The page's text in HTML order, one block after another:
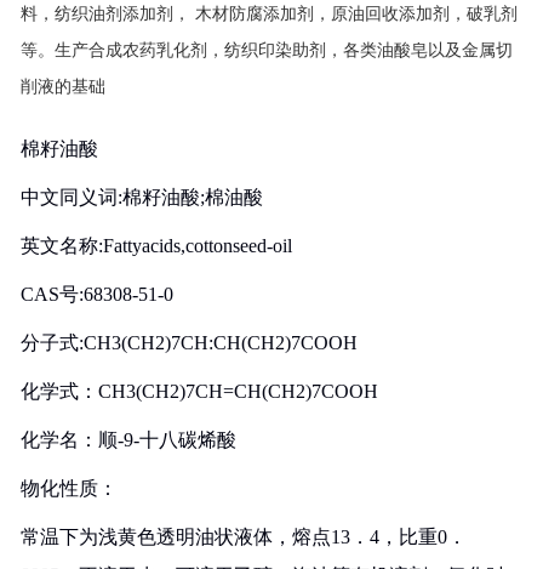
料，纺织油剂添加剂， 木材防腐添加剂，原油回收添加剂，破乳剂
等。生产合成农药乳化剂，纺织印染助剂，各类油酸皂以及金属切
削液的基础
棉籽油酸
中文同义词:棉籽油酸;棉油酸
英文名称:Fattyacids,cottonseed-oil
CAS号:68308-51-0
分子式:CH3(CH2)7CH:CH(CH2)7COOH
化学式：CH3(CH2)7CH=CH(CH2)7COOH
化学名：顺-9-十八碳烯酸
物化性质：
常温下为浅黄色透明油状液体，熔点13．4，比重0．